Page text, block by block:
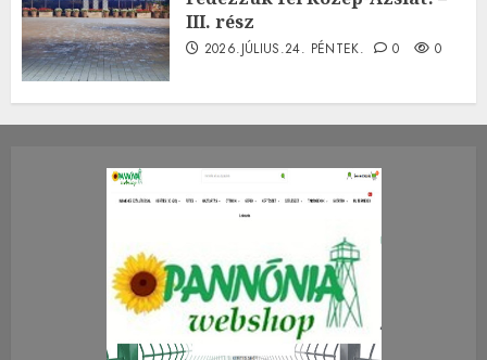
III. rész
2026.JÚLIUS.24. PÉNTEK. 0 0